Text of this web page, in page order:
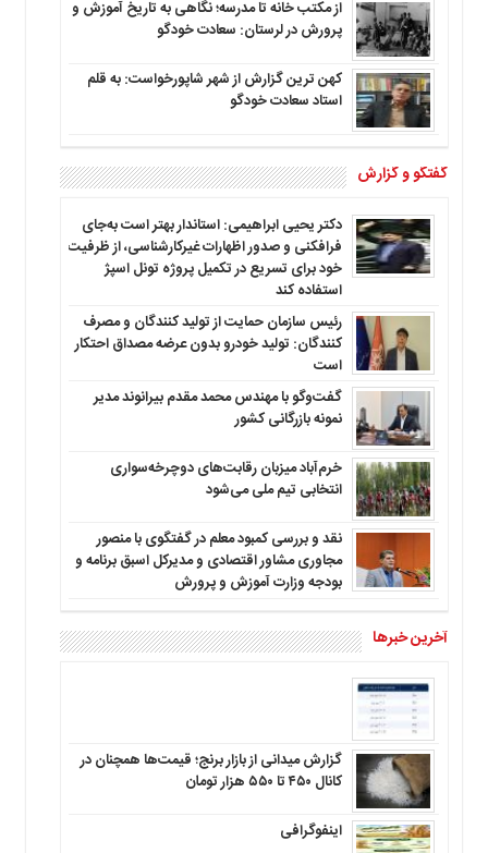
از مکتب خانه تا مدرسه؛ نگاهی به تاریخ آموزش و
پرورش در لرستان: سعادت خودگو
کهن ترین گزارش از شهر شاپورخواست: به قلم
استاد سعادت خودگو
گفتگو و گزارش
دکتر یحیی ابراهیمی: استاندار بهتر است به‌جای
فرافکنی و صدور اظهارات غیرکارشناسی، از ظرفیت
خود برای تسریع در تکمیل پروژه تونل اسپژ
استفاده کند
رئیس سازمان حمایت از تولید کنندگان و مصرف
کنندگان: تولید خودرو بدون عرضه مصداق احتکار
است
گفت‌وگو با مهندس محمد مقدم بیرانوند مدیر
نمونه بازرگانی کشور
خرم‌آباد میزبان رقابت‌های دوچرخه‌سواری
انتخابی تیم ملی می‌شود
نقد و بررسی کمبود معلم در گفتگوی با منصور
مجاوری مشاور اقتصادی و مدیرکل اسبق برنامه و
بودجه وزارت آموزش و پرورش
آخرین خبرها
گزارش میدانی از بازار برنج؛ قیمت‌ها همچنان در
کانال ۴۵۰ تا ۵۵۰ هزار تومان
اینفوگرافی